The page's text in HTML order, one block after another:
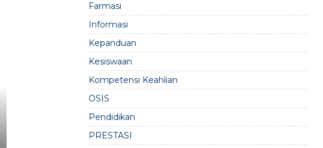
Farmasi
Informasi
Kepanduan
Kesiswaan
Kompetensi Keahlian
OSIS
Pendidikan
PRESTASI